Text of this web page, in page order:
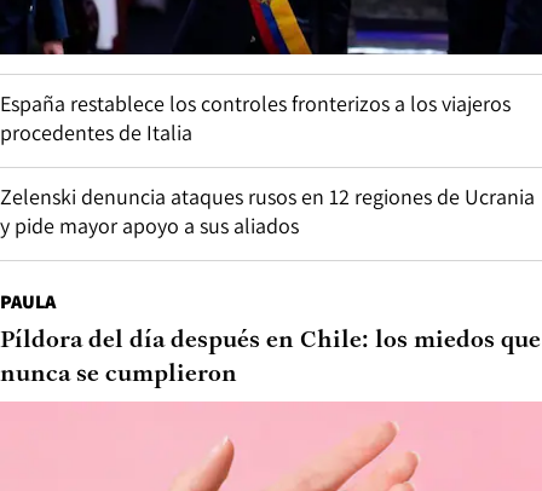
España restablece los controles fronterizos a los viajeros
procedentes de Italia
Zelenski denuncia ataques rusos en 12 regiones de Ucrania
y pide mayor apoyo a sus aliados
PAULA
Píldora del día después en Chile: los miedos que
nunca se cumplieron